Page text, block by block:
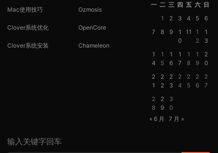
Mac使用技巧
Clover系统优化
Clover系统安装
Ozmosis
OpenCore
Chameleon
一 二 三 四 五 六 日
1
2 3 4 5
6
7
8 9
1
0
11
1
2
1
3
1
4
1
5
1
6
1
7
1
8
1
9
2
0
2
1
2
2
2
3
2
4
2
5
2
6
2
7
2
8
2
9
3
0
« 6 月
7 月 »
输入关键字回车